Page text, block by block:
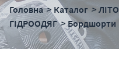
Головна Каталог ЛІТО
ГІДРООДЯГ
Бордшорти